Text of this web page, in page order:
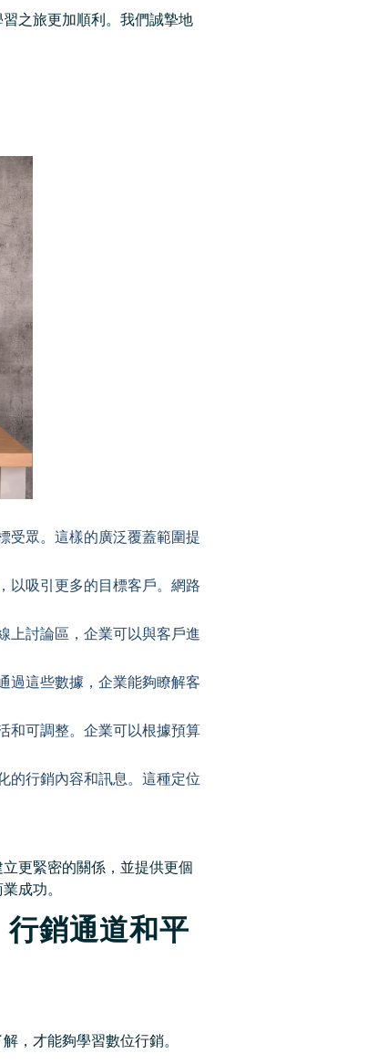
之旅更加順利。我們誠摯地
受眾。這樣的廣泛覆蓋範圍提
以吸引更多的目標客戶。網路
上討論區，企業可以與客戶進
過這些數據，企業能夠瞭解客
和可調整。企業可以根據預算
的行銷內容和訊息。這種定位
更緊密的關係，並提供更個
成功。
銷通道和平
，才能夠學習數位行銷。